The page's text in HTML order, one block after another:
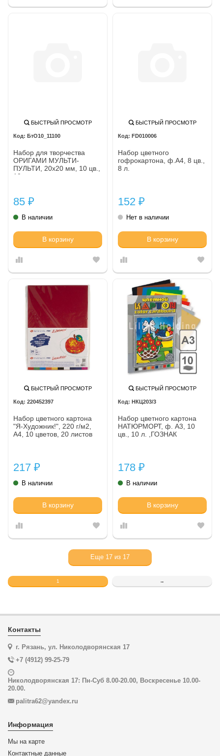
БЫСТРЫЙ ПРОСМОТР
БтО10_11100
Набор для творчества
ОРИГАМИ МУЛЬТИ-
ПУЛЬТИ, 20х20 мм, 10 цв.,
10 л.
85 ₽
В наличии
В корзину
БЫСТРЫЙ ПРОСМОТР
FD010006
Набор цветного
гофрокартона, ф.A4, 8 цв.,
8 л.
152 ₽
Нет в наличии
В корзину
БЫСТРЫЙ ПРОСМОТР
220452397
Набор цветного картона
"Я-Художник!", 220 г/м2,
А4, 10 цветов, 20 листов
217 ₽
В наличии
В корзину
БЫСТРЫЙ ПРОСМОТР
НКЦ203/3
Набор цветного картона
НАТЮРМОРТ, ф. А3, 10
цв., 10 л. ,ГОЗНАК
178 ₽
В наличии
В корзину
Еще 17 из 17
1 →
Контакты
г. Рязань, ул. Николодворянская 17
+7 (4912) 99-25-79
Николодворянская 17: Пн-Суб 8.00-20.00, Воскресенье 10.00-
20.00.
palitra62@yandex.ru
Информация
Мы на карте
Контактные данные